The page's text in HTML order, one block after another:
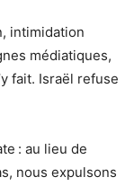
intimidation
médiatiques,
fait. Israël refuse
: au lieu de
nous expulsons